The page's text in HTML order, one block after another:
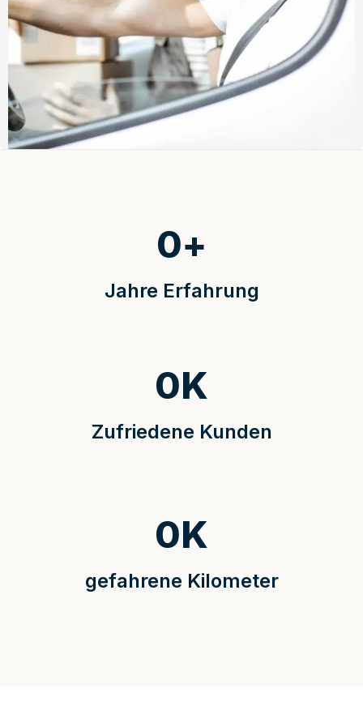
Jahre Erfahrung
0+
Zufriedene Kunden
0K
gefahrene Kilometer
0K